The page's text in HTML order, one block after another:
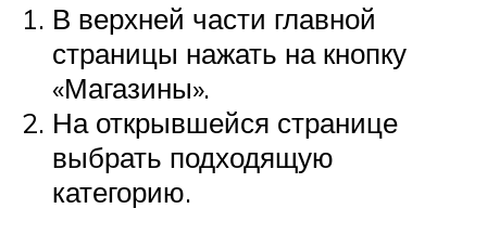
В верхней части главной
страницы нажать на кнопку
«Магазины».
На открывшейся странице
выбрать подходящую
категорию.